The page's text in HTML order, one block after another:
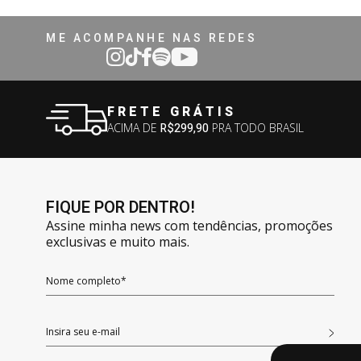
ME ACOMPANHE NAS REDES
FRETE GRÁTIS
ACIMA DE R$299,90 PRA TODO BRASIL
FIQUE POR DENTRO!
Assine minha news com tendências, promoções
exclusivas e muito mais.